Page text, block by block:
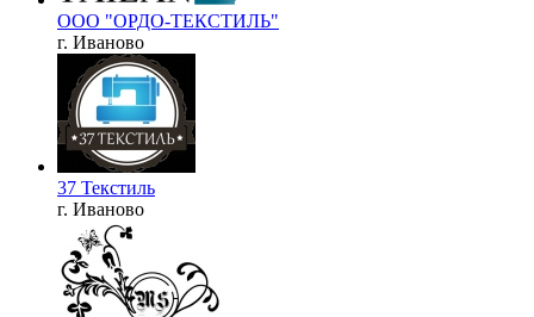
ООО "ОРДО-ТЕКСТИЛЬ"
г. Иваново
37 Текстиль
г. Иваново